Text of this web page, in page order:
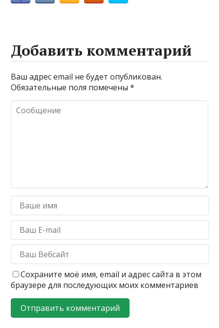
Добавить комментарий
Ваш адрес email не будет опубликован.
Обязательные поля помечены*
Сохраните моё имя, email и адрес сайта в этом
браузере для последующих моих комментариев